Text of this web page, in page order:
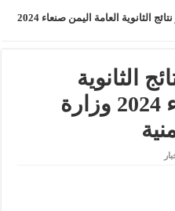
متي موعد ظهور نتائج الثانوية العامة اليمن صنعاء 2024
الثانوية
العامة اليمن صنعاء 2024 وزارة